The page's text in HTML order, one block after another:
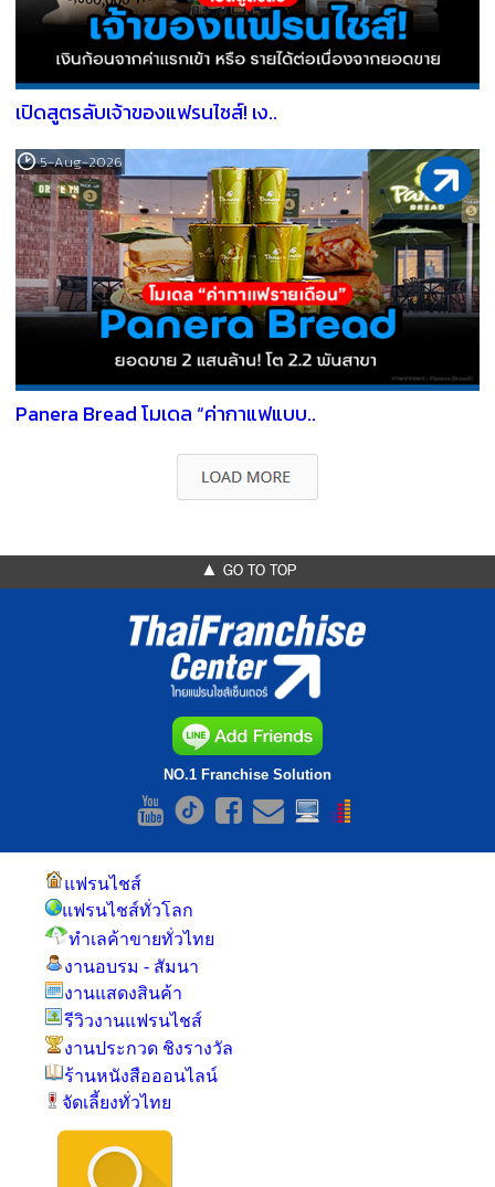
เปิดสูตรลับเจ้าของแฟรนไชส์! เง..
5-Aug-2026
Panera Bread โมเดล “ค่ากาแฟแบบ..
▲ GO TO TOP
NO.1 Franchise Solution
แฟรนไชส์
แฟรนไชส์ทั่วโลก
ทำเลค้าขายทั่วไทย
งานอบรม - สัมนา
งานแสดงสินค้า
รีวิวงานแฟรนไชส์
งานประกวด ชิงรางวัล
ร้านหนังสือออนไลน์
จัดเลี้ยงทั่วไทย